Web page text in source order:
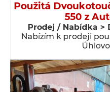
Použitá
550 z
Prodej / Nabídka >
Nabízím k prodeji